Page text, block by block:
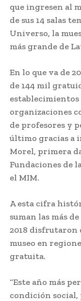
que ingresen al
de sus 14 salas
Universo, la
más grande de
En lo que va de
de 144 mil
establecimientos
organizaciones
de profesores y
último gracias a
Morel, primera
Fundaciones de
el MIM.
A esta cifra
suman las más
2018 disfrutaron
museo en
gratuita.
“Este año más
condición social,